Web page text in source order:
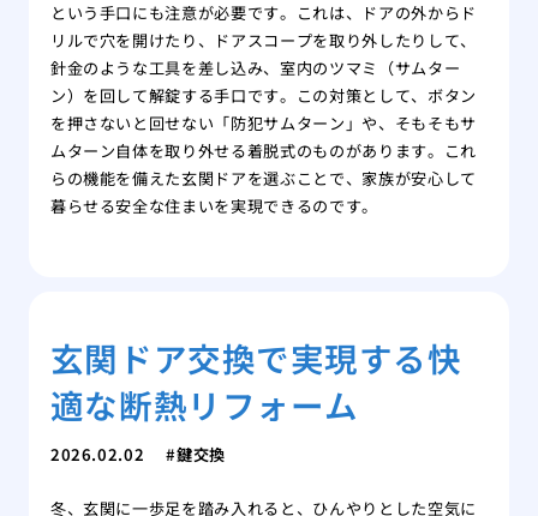
という手口にも注意が必要です。これは、ドアの外からド
リルで穴を開けたり、ドアスコープを取り外したりして、
針金のような工具を差し込み、室内のツマミ（サムター
ン）を回して解錠する手口です。この対策として、ボタン
を押さないと回せない「防犯サムターン」や、そもそもサ
ムターン自体を取り外せる着脱式のものがあります。これ
らの機能を備えた玄関ドアを選ぶことで、家族が安心して
暮らせる安全な住まいを実現できるのです。
玄関ドア交換で実現する快
適な断熱リフォーム
2026.02.02 鍵交換
冬、玄関に一歩足を踏み入れると、ひんやりとした空気に